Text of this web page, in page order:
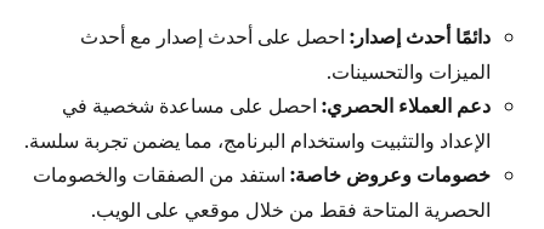
دائمًا أحدث إصدار: احصل على أحدث إصدار مع أحدث
الميزات والتحسينات.
دعم العملاء الحصري: احصل على مساعدة شخصية في
الإعداد والتثبيت واستخدام البرنامج، مما يضمن تجربة سلسة.
خصومات وعروض خاصة: استفد من الصفقات والخصومات
الحصرية المتاحة فقط من خلال موقعي على الويب.